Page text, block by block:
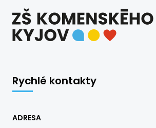
Rychlé kontakty
ADRESA